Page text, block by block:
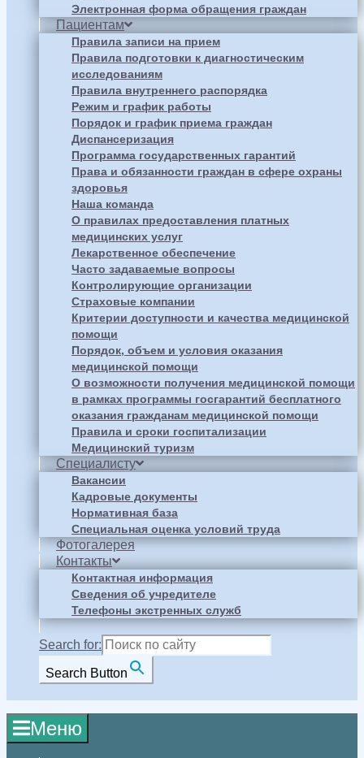
Электронная форма обращения граждан
Пациентам
Правила записи на прием
Правила подготовки к диагностическим
исследованиям
Правила внутреннего распорядка
Режим и график работы
Порядок и график приема граждан
Диспансеризация
Программа государственных гарантий
Права и обязанности граждан в сфере охраны
здоровья
Наша команда
О правилах предоставления платных
медицинских услуг
Лекарственное обеспечение
Часто задаваемые вопросы
Контролирующие организации
Страховые компании
Критерии доступности и качества медицинской
помощи
Порядок, объем и условия оказания
медицинской помощи
О возможности получения медицинской помощи
в рамках программы госгарантий бесплатного
оказания гражданам медицинской помощи
Правила и сроки госпитализации
Медицинский туризм
Специалисту
Вакансии
Кадровые документы
Нормативная база
Специальная оценка условий труда
Фотогалерея
Контакты
Контактная информация
Сведения об учредителе
Телефоны экстренных служб
Search for:
Search Button
Меню